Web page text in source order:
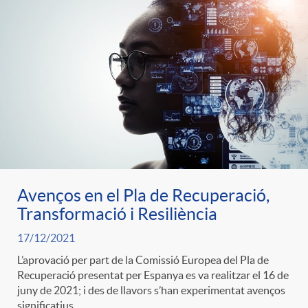
e
n
s
i
e
s
F
i
l
n
t
i
Avenços en el Pla de Recuperació,
Transformació i Resiliència
17/12/2021
L’aprovació per part de la Comissió Europea del Pla de
Recuperació presentat per Espanya es va realitzar el 16 de
juny de 2021; i des de llavors s’han experimentat avenços
significatius.